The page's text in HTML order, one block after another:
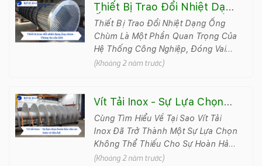
Thiết Bị Trao Đổi Nhiệt Dạng
Ống Chùm - Thông Tin Cần
Biết
Thiết Bị Trao Đổi Nhiệt Dạng Ống
Chùm Là Một Phần Quan Trọng Của
Hệ Thống Công Nghiệp, Đóng Vai
Trò Quyết Định Trong Việc Điều
(Khoảng 2 năm trước)
Vít Tải Inox - Sự Lựa Chọn
Hoàn Hảo Cho An Toàn Và
Tiện Lợi
Cùng Tìm Hiểu Về Tại Sao Vít Tải
Inox Đã Trở Thành Một Sự Lựa Chọn
Không Thể Thiếu Cho Sự Hoàn Hảo
Và Tiện Lợi Trong Môi Trường Công
(Khoảng 2 năm trước)